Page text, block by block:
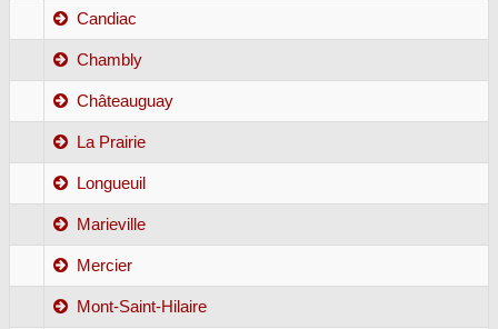
Candiac
Chambly
Châteauguay
La Prairie
Longueuil
Marieville
Mercier
Mont-Saint-Hilaire